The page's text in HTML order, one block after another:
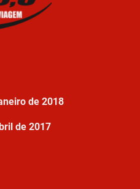
de 2018
de 2017